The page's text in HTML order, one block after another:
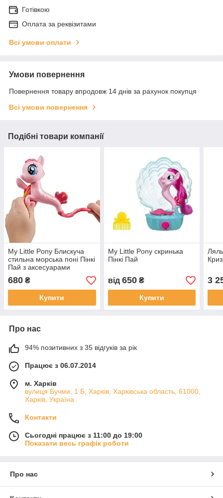
Готівкою
Оплата за реквізитами
Всі умови оплати
Умови повернення
Повернення товару впродовж 14 днів за рахунок покупця
Всі умови повернення
Подібні товари компанії
My Little Pony Блискуча
стильна морська поні Пінкі
Пай з аксесуарами
680 ₴
Купити
My Little Pony скринька
Пінкі Пай
від 650₴
Купити
3
Про нас
94% позитивних з 35 відгуків за рік
Працює з 06.07.2014
м. Харків
вулиця Бучми, 1 Б, Харків, Харківська область, 61000,
Харків, Україна
Контакти
Сьогодні працює з 11:00 до 19:00
Показати весь графік роботи
Про нас